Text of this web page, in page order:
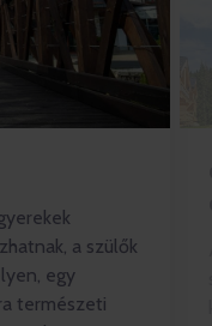
a szülők
egy
természeti